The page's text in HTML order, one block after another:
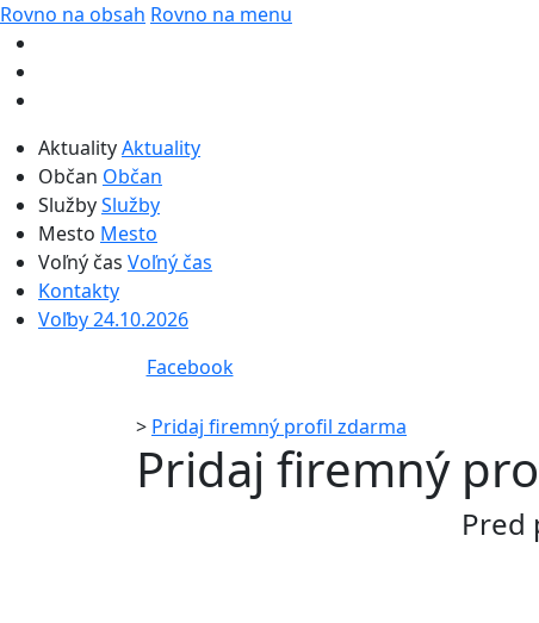
Rovno na obsah Rovno na menu
AktualityAktuality
Občan Občan
SlužbySlužby
Mesto Mesto
Voľný čas Voľný čas
Kontakty
Voľby 24.10.2026
Facebook
> Pridaj firemný profil zdarma
Pridaj firemný
Pred